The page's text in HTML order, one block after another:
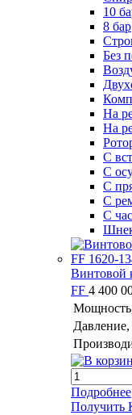
10
8 бар
Без
На
На
С
С
С
С
С
Винтовой
FF 4 400
Давление,
Подробнее
Получить